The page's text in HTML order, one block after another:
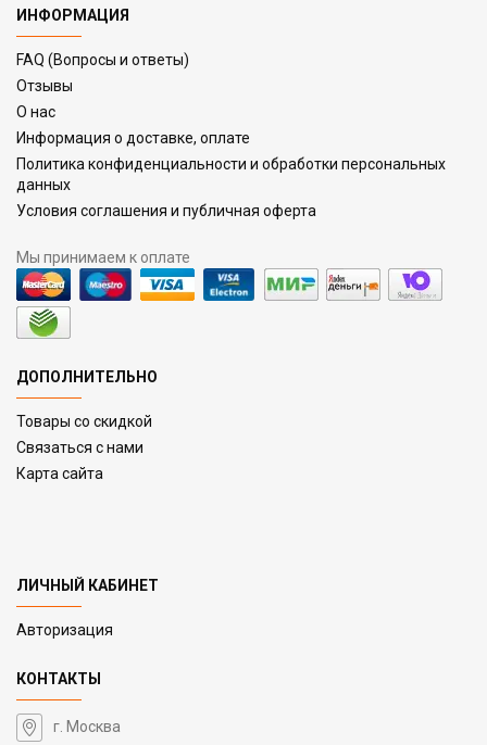
ИНФОРМАЦИЯ
FAQ (Вопросы и ответы)
Отзывы
О нас
Информация о доставке, оплате
Политика конфиденциальности и обработки персональных
данных
Условия соглашения и публичная оферта
Мы принимаем к оплате
ДОПОЛНИТЕЛЬНО
Товары со скидкой
Связаться с нами
Карта сайта
ЛИЧНЫЙ КАБИНЕТ
Авторизация
КОНТАКТЫ
г. Москва